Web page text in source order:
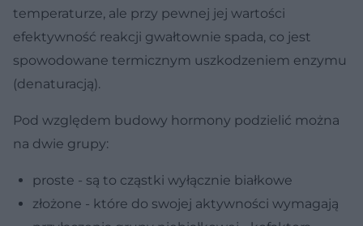
temperaturze, ale przy pewnej jej wartości
efektywność reakcji gwałtownie spada, co jest
spowodowane termicznym uszkodzeniem enzymu
(denaturacją).
Pod względem budowy hormony podzielić można
na dwie grupy:
proste - są to cząstki wyłącznie białkowe
złożone - które do swojej aktywności wymagają